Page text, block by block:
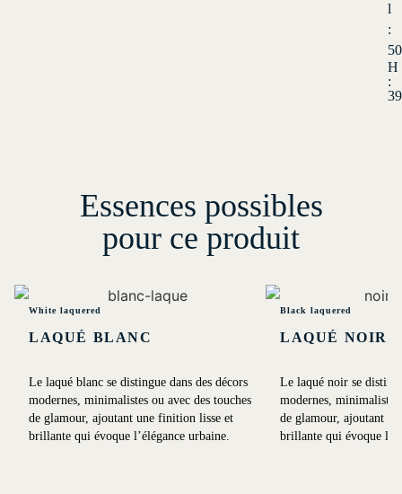
l
:
H
:
Essences possibles
pour ce produit
White laquered
LAQUÉ BLANC
Le laqué blanc se distingue dans des décors
modernes, minimalistes ou avec des touches
de glamour, ajoutant une finition lisse et
brillante qui évoque l’élégance urbaine.
Black laquered
LAQUÉ NOIR
Le laqué noir se
modernes, minimalistes
de glamour, ajoutant
brillante qui évoque